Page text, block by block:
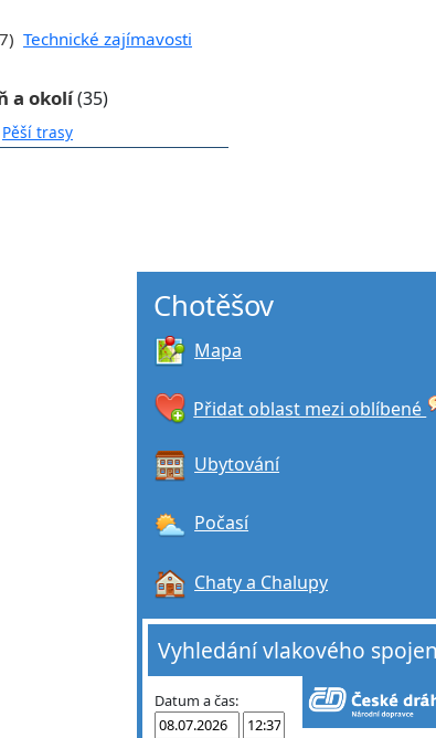
Technické zajímavosti
a okolí(35)
Pěší trasy
Chotěšov
Mapa
Přidat oblast mezi oblíbené
Ubytování
Počasí
Chaty a Chalupy
Vyhledání vlakového
Datum a čas: